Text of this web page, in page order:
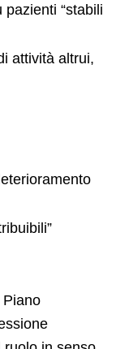
pazienti “stabili
attività altrui,